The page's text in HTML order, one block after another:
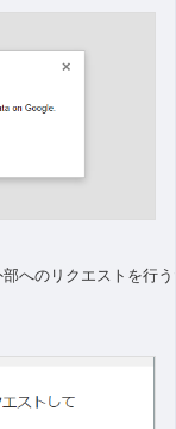
へのリクエストを行